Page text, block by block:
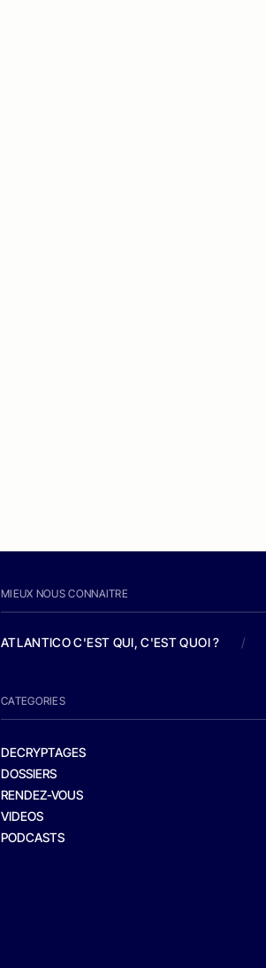
MIEUX NOUS CONNAITRE
ATLANTICO C'EST QUI, C'EST QUOI ? /
CATEGORIES
DECRYPTAGES
DOSSIERS
RENDEZ-VOUS
VIDEOS
PODCASTS